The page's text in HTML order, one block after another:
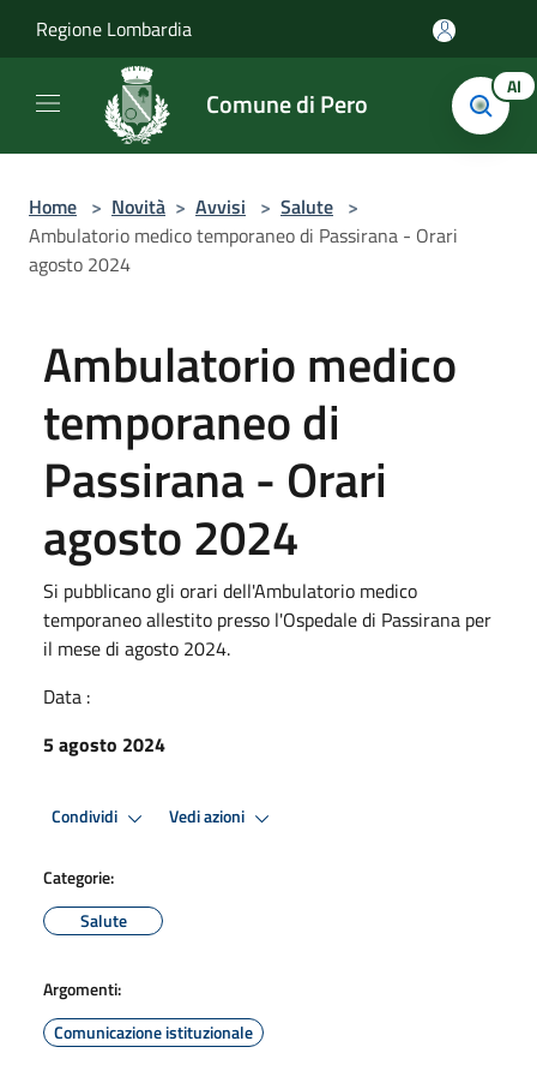
Regione Lombardia
Comune di Pero AI
Home > Novità > Avvisi > Salute >
Ambulatorio medico temporaneo di Passirana - Orari
agosto 2024
Ambulatorio medico
temporaneo di
Passirana - Orari
agosto 2024
Si pubblicano gli orari dell'Ambulatorio medico
temporaneo allestito presso l'Ospedale di Passirana per
il mese di agosto 2024.
Data :
5 agosto 2024
Condividi Vedi azioni
Categorie:
Salute
Argomenti:
Comunicazione istituzionale